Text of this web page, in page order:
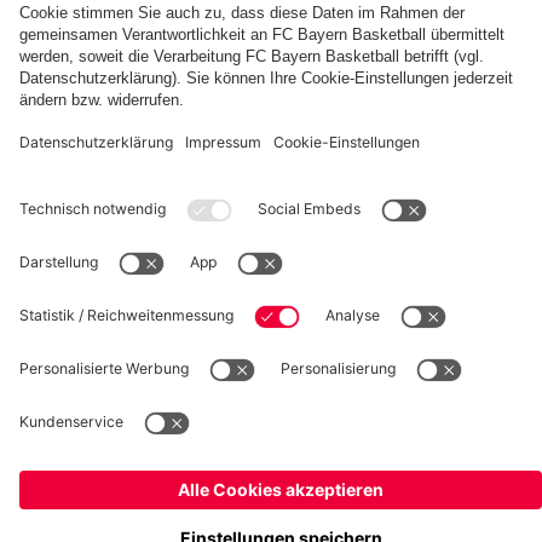
Allianz Arena Media Center
FC Bayern Tours
Kinder- und Jugendschutz
Verträge hier kündigen